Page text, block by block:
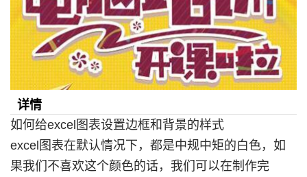
详情
如何给excel图表设置边框和背景的样式
excel图表在默认情况下，都是中规中矩的白色，如
果我们不喜欢这个颜色的话，我们可以在制作完